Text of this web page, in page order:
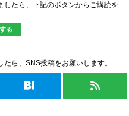
したら、下記のボタンからご購読を
る
ら、SNS投稿をお願いします。